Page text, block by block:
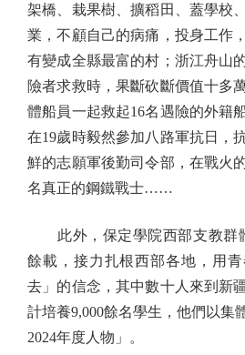
架橋、栽果樹、擴稻田、蓋學校
業，不顧自己的病痛，投身工作
有變成全縣最富的村；浙江舟山
險者求救時，果斷砍斷價值十多
體船員一起救起16名遇險的外籍
在19歲時毅然參加八路軍抗日，
鮮的志願軍後勤司令部，在戰火
名真正的鋼鐵戰士……
此外，保定學院西部支教群
餘載，接力扎根西部各地，用
去」的信念，其中數十人來到新
計培養9,000餘名學生，他們以集
2024年度人物」。